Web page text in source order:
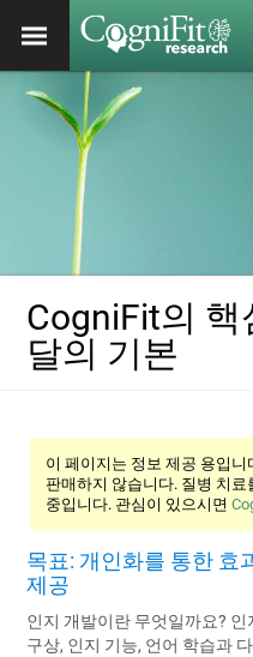
CogniFit의 핵
달의 기본
이 페이지는 정보 제공 용입
판매하지 않습니다. 질병 치
중입니다. 관심이 있으시면
목표: 개인화를 통한 효
제공
인지 개발이란 무엇일까요?
구상, 인지 기능, 언어 학습과